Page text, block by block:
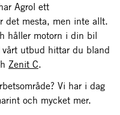
Agrol ett
det mesta, men inte allt.
håller motorn i din bil
utbud hittar du bland
Zenit C.
Vi har i dag
och mycket mer.